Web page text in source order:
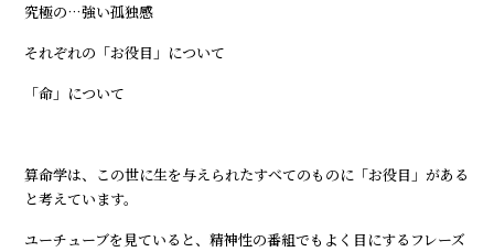
究極の…強い孤独感
それぞれの「お役目」について
「命」について
算命学は、この世に生を与えられたすべてのものに「お役目」がある
と考えています。
ユーチューブを見ていると、精神性の番組でもよく目にするフレーズ